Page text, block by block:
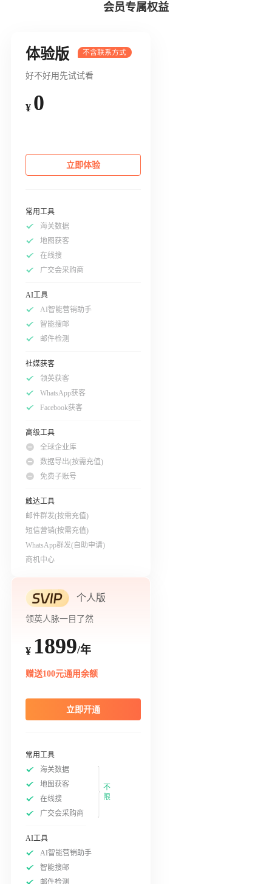
会员专属权益
体验版
好不好用先试试看
¥ 0
立即体验
常用工具
海关数据
地图获客
在线搜
广交会采购商
AI工具
AI智能营销助手
智能搜邮
邮件检测
社媒获客
领英获客
WhatsApp获客
Facebook获客
高级工具
全球企业库
数据导出(按需充值)
免费子账号
触达工具
邮件群发(按需充值)
短信营销(按需充值)
WhatsApp群发(自助申请)
商机中心
个人版
领英人脉一目了然
¥ 1899/年
赠送100元通用余额
立即开通
常用工具
海关数据
地图获客
在线搜
广交会采购商
不
限
AI工具
AI智能营销助手
智能搜邮
邮件检测